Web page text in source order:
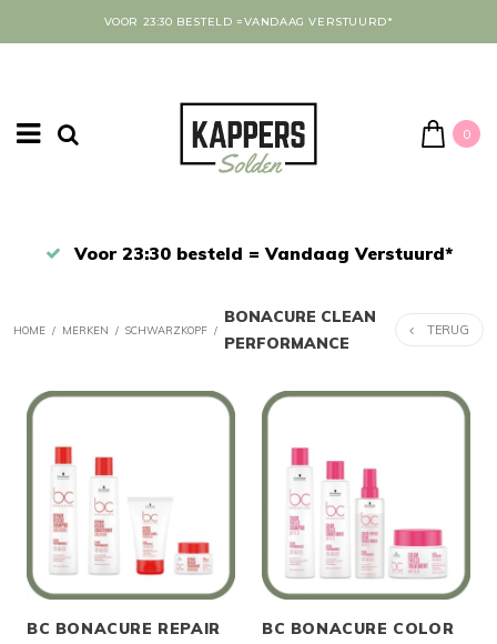
VOOR 23:30 BESTELD =VANDAAG VERSTUURD*
0
Voor 23:30 besteld = Vandaag Verstuurd*
HOME / MERKEN / SCHWARZKOPF /
BONACURE CLEAN
PERFORMANCE
TERUG
BC BONACURE REPAIR
BC BONACURE COLOR